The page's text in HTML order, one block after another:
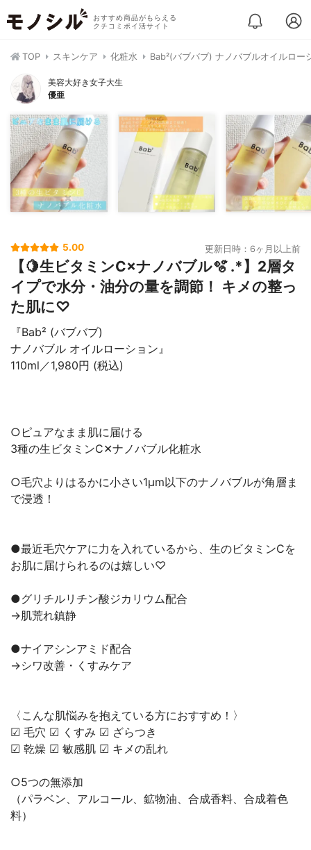
おすすめ商品がもらえる
クチコミポイ活サイト
TOP スキンケア 化粧水 Bab²(バブバブ) ナノバブルオイルロー
美容大好き女子大生
優亜
5.00 更新日時：6ヶ月以上前
【🍋生ビタミンC×ナノバブル🫧 ͛.*】2層タ
イプで水分・油分の量を調節！ キメの整っ
た肌に♡
『Bab² (バブバブ)
ナノバブル オイルローション』
110ml／1,980円 (税込)
○ピュアなまま肌に届ける
3種の生ビタミンC‪✕‬ナノバブル化粧水
○毛穴よりはるかに小さい1μm以下のナノバブルが角層ま
で浸透！
●最近毛穴ケアに力を入れているから、生のビタミンCを
お肌に届けられるのは嬉しい♡
●グリチルリチン酸ジカリウム配合
→肌荒れ鎮静
●ナイアシンアミド配合
→シワ改善・くすみケア
〈こんな肌悩みを抱えている方におすすめ！〉
︎︎︎︎︎︎☑︎ 毛穴 ︎︎︎︎︎︎☑︎ くすみ ︎︎︎︎︎︎☑︎ ざらつき
︎︎︎︎︎︎☑︎ 乾燥︎︎︎︎︎︎ ☑︎ 敏感肌 ︎︎︎︎︎︎☑︎ キメの乱れ
○5つの無添加
（パラベン、アルコール、鉱物油、合成香料、合成着色
料）